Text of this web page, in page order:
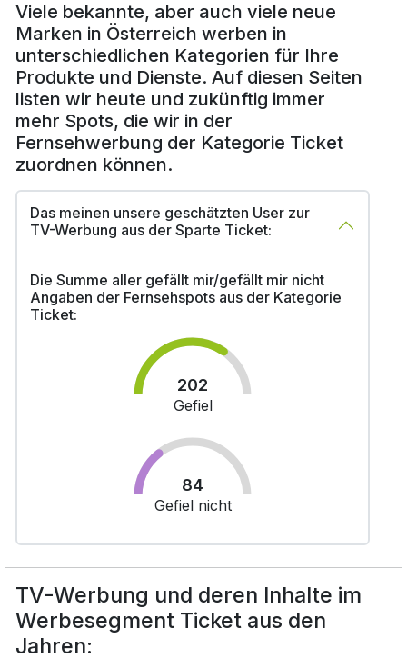
Viele bekannte, aber auch viele neue
Marken in Österreich werben in
unterschiedlichen Kategorien für Ihre
Produkte und Dienste. Auf diesen Seiten
listen wir heute und zukünftig immer
mehr Spots, die wir in der
Fernsehwerbung der Kategorie Ticket
zuordnen können.
Das meinen unsere geschätzten User zur
TV-Werbung aus der Sparte Ticket:
Die Summe aller gefällt mir/gefällt mir nicht
Angaben der Fernsehspots aus der Kategorie
Ticket:
202
Gefiel
84
Gefiel nicht
TV-Werbung und deren Inhalte im
Werbesegment Ticket aus den
Jahren: